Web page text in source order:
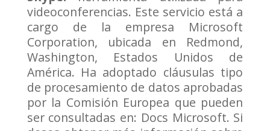
videoconferencias. Este servicio está a
cargo de la empresa Microsoft
Corporation, ubicada en Redmond,
Washington, Estados Unidos de
América. Ha adoptado cláusulas tipo
de procesamiento de datos aprobadas
por la Comisión Europea que pueden
ser consultadas en: Docs Microsoft. Si